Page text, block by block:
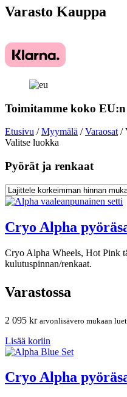
Varasto Kauppa
Toimitamme koko
Etusivu /Myymälä /Varaosat /
Valitse luokka
Pyörät ja renkaat
Cryo Alpha
Cryo Alpha Wheels, Hot Pink
kulutuspinnan/renkaat.
Varastossa
2 095 kr arvonlisävero mukaan
Lisää koriin
Cryo Alpha